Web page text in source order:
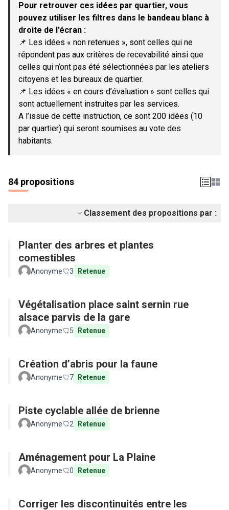
Pour retrouver ces idées par quartier, vous
pouvez utiliser les filtres dans le bandeau blanc à
droite de l’écran :
📌 Les idées « non retenues », sont celles qui ne
répondent pas aux critères de recevabilité ainsi que
celles qui n’ont pas été sélectionnées par les ateliers
citoyens et les bureaux de quartier.
📌 Les idées « en cours d’évaluation » sont celles qui
sont actuellement instruites par les services.
A l’issue de cette instruction, ce sont 200 idées (10
par quartier) qui seront soumises au vote des
habitants.
84 propositions
Classement des propositions par :
Planter des arbres et plantes
comestibles
Anonyme 3 Retenue
Végétalisation place saint sernin rue
alsace parvis de la gare
Anonyme 5 Retenue
Création d’abris pour la faune
Anonyme 7 Retenue
Piste cyclable allée de brienne
Anonyme 2 Retenue
Aménagement pour La Plaine
Anonyme 0 Retenue
Corriger les discontinuités entre les